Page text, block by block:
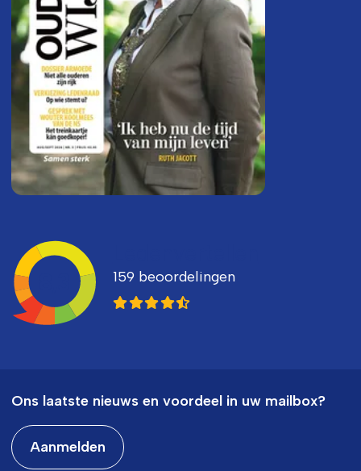
159 beoordelingen
Ons laatste nieuws en voordeel in uw mailbox?
Aanmelden